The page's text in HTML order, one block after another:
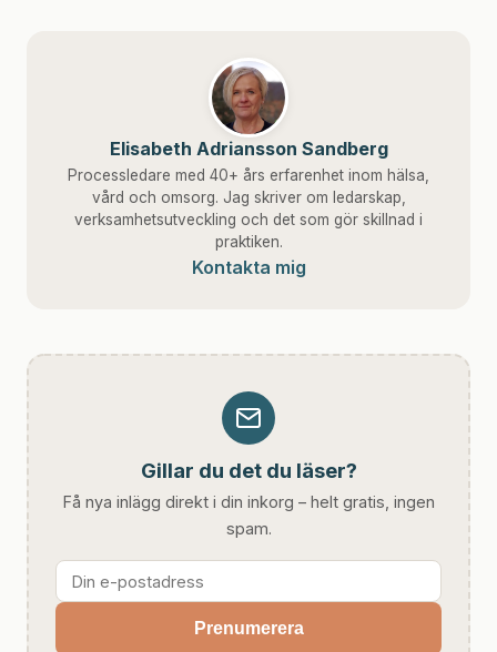
Elisabeth Adriansson Sandberg
Processledare med 40+ års erfarenhet inom hälsa,
vård och omsorg. Jag skriver om ledarskap,
verksamhetsutveckling och det som gör skillnad i
praktiken.
Kontakta mig
Gillar du det du läser?
Få nya inlägg direkt i din inkorg – helt gratis, ingen
spam.
Prenumerera